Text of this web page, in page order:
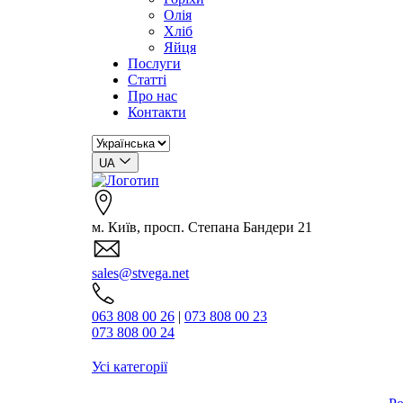
Олія
Хліб
Яйця
Послуги
Статті
Про нас
Контакти
UA
м. Київ, просп. Степана Бандери 21
sales@stvega.net
063 808 00 26 | 073 808 00 23
073 808 00 24
Усі категорії